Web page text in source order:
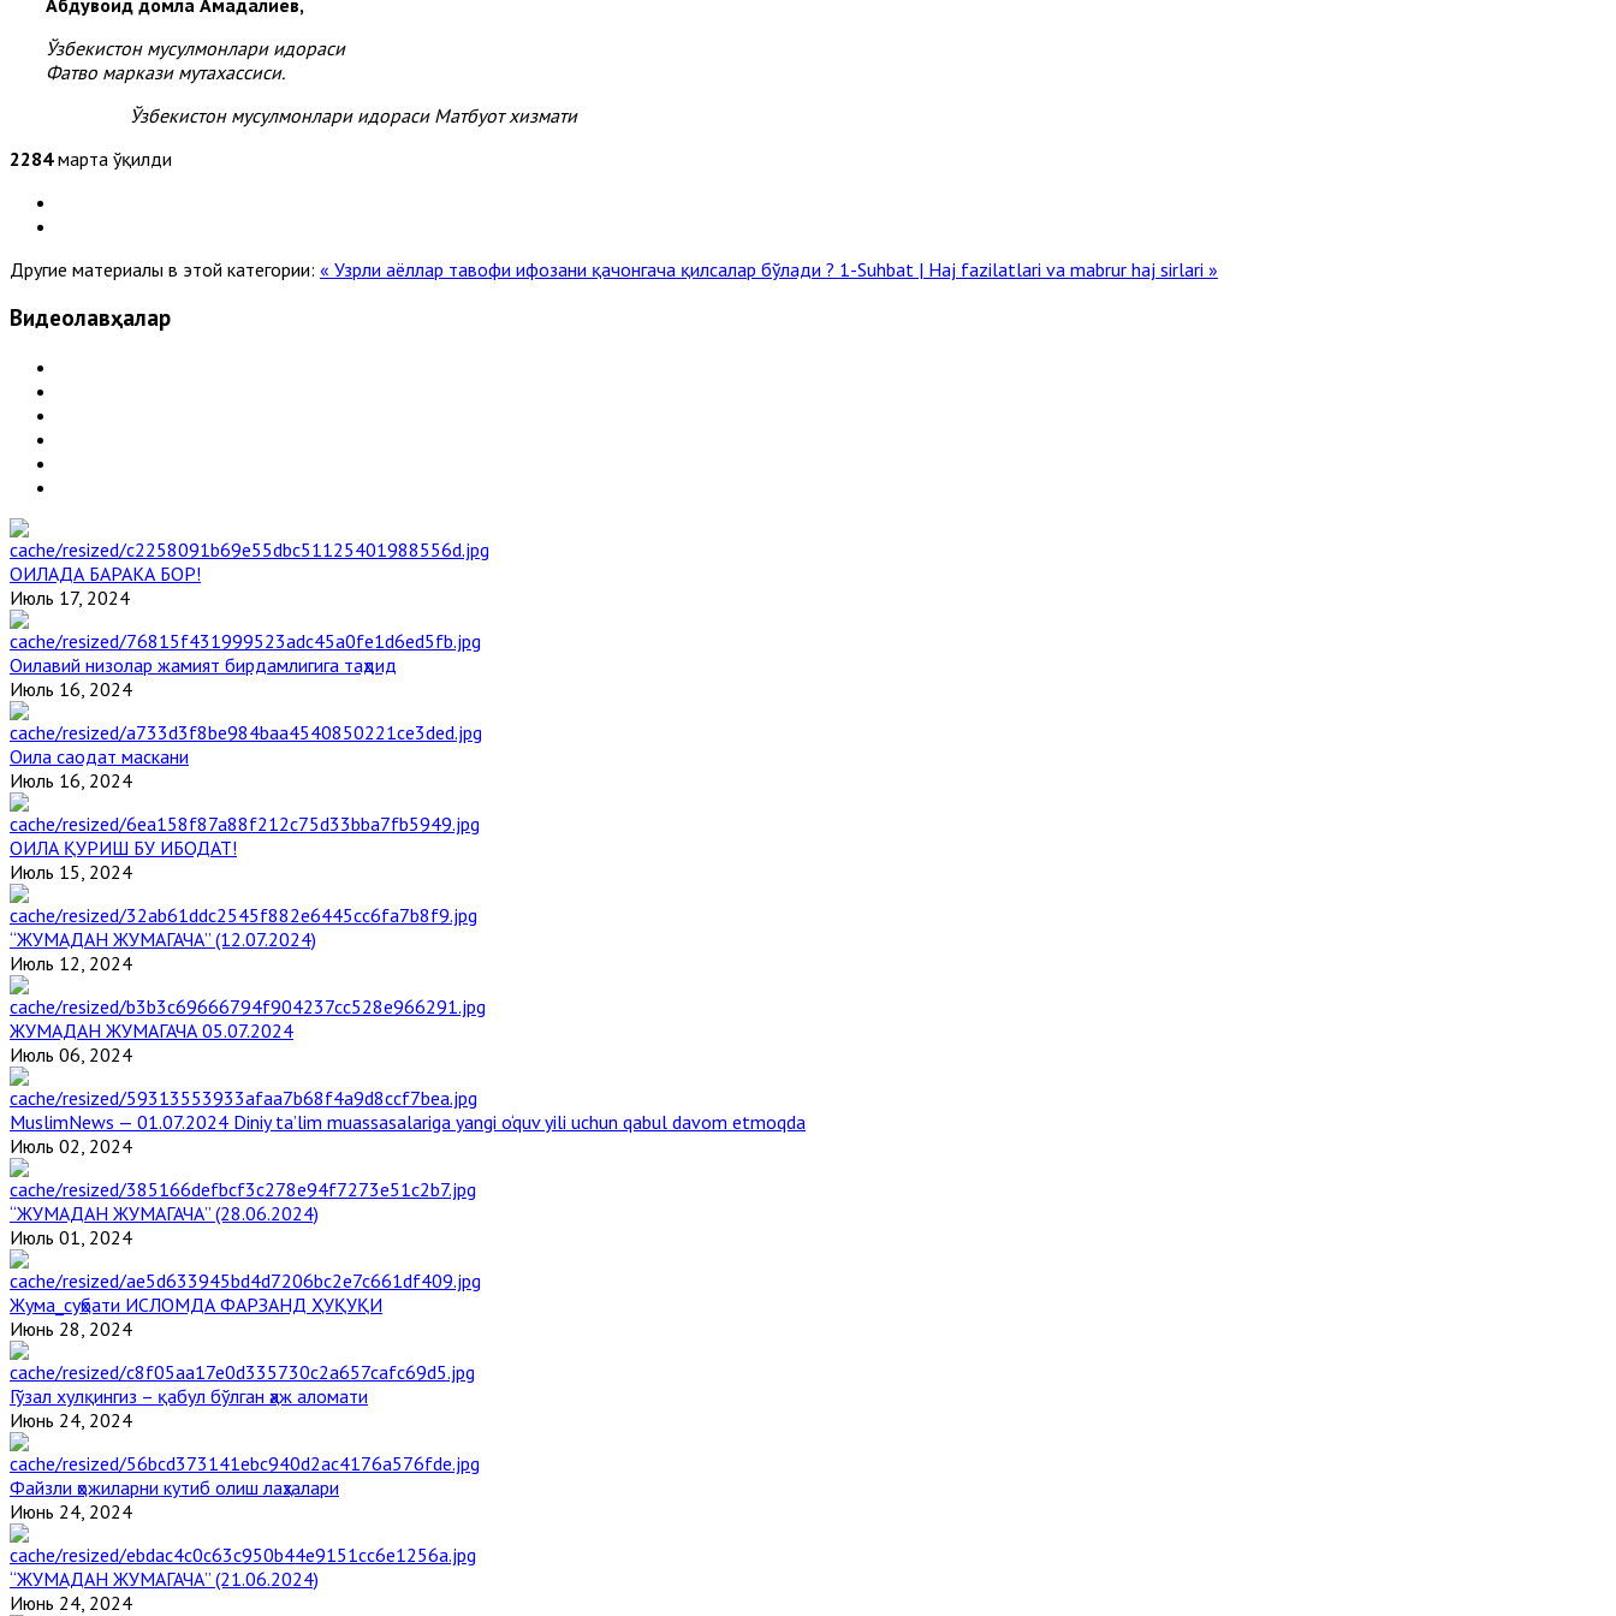
Ўзбекистон мусулмонлари идораси
Фатво маркази мутахассиси.
Ўзбекистон мусулмонлари идораси Матбуот хизмати
2284марта ўқилди
Другие материалы в этой категории: « Узрли аёллар тавофи ифозани қачонгача қилсалар бўлади ? 1-Suhbat | Haj fazilatlari va mabrur haj sirlari »
Видеолавҳалар
ОИЛАДА БАРАКА БОР!
Июль 17, 2024
Оилавий низолар жамият бирдамлигига таҳдид
Июль 16, 2024
Оила саодат маскани
Июль 16, 2024
ОИЛА ҚУРИШ БУ ИБОДАТ!
Июль 15, 2024
“ЖУМАДАН ЖУМАГАЧА” (12.07.2024)
Июль 12, 2024
ЖУМАДАН ЖУМАГАЧА 05.07.2024
Июль 06, 2024
MuslimNews — 01.07.2024 Diniy ta’lim muassasalariga yangi o‘quv yili uchun qabul davom etmoqda
Июль 02, 2024
“ЖУМАДАН ЖУМАГАЧА” (28.06.2024)
Июль 01, 2024
Жума_суҳбати ИСЛОМДА ФАРЗАНД ҲУҚУҚИ
Июнь 28, 2024
Гўзал хулқингиз – қабул бўлган ҳаж аломати
Июнь 24, 2024
Файзли ҳожиларни кутиб олиш лаҳзалари
Июнь 24, 2024
“ЖУМАДАН ЖУМАГАЧА” (21.06.2024)
Июнь 24, 2024